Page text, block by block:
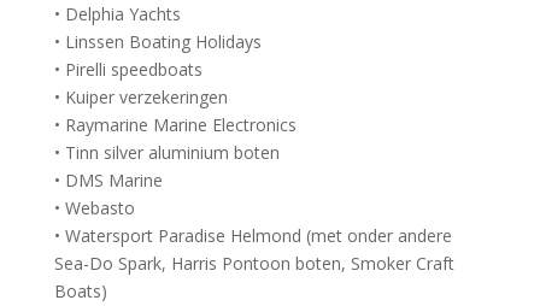
• Delphia Yachts
• Linssen Boating Holidays
• Pirelli speedboats
• Kuiper verzekeringen
• Raymarine Marine Electronics
• Tinn silver aluminium boten
• DMS Marine
• Webasto
• Watersport Paradise Helmond (met onder andere
Sea-Do Spark, Harris Pontoon boten, Smoker Craft
Boats)